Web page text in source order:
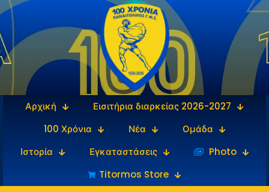
Αρχική
Εισιτήρια διαρκείας 2026-2027
100 Χρόνια
Νέα
Ομάδα
Ιστορία
Εγκαταστάσεις
‎‏‏‎ ‎Photo
Titormos Store